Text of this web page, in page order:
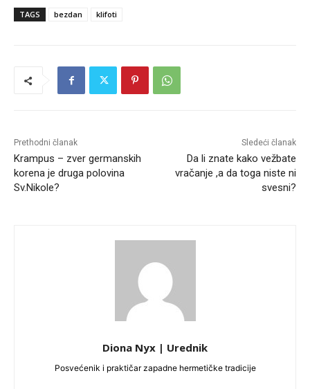
TAGS bezdan klifoti
Prethodni članak
Krampus – zver germanskih
korena je druga polovina
Sv.Nikole?
Sledeći članak
Da li znate kako vežbate
vračanje ,a da toga niste ni
svesni?
Diona Nyx | Urednik
Posvećenik i praktičar zapadne hermetičke tradicije